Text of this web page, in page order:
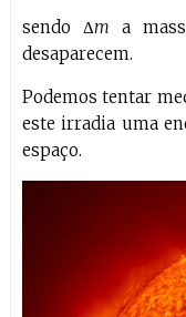
sendo Δm a
desaparecem.
Podemos tentar
este irradia uma
espaço.